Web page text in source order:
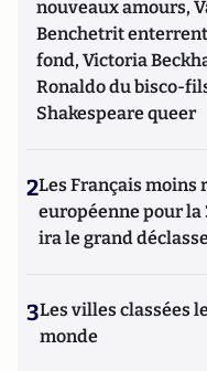
nouveaux amours,
Benchetrit
fond, Victoria
Ronaldo du bisco-
Shakespeare queer
2Les Français moins
européenne pour la
ira le grand
3Les villes classées
monde